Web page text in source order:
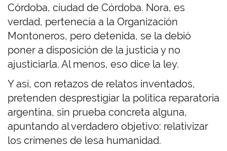
Córdoba, ciudad de Córdoba. Nora, es
verdad, pertenecía a la Organización
Montoneros, pero detenida, se la debió
poner a disposición de la justicia y no
ajusticiarla. Al menos, eso dice la ley.
Y así, con retazos de relatos inventados,
pretenden desprestigiar la política reparatoria
argentina, sin prueba concreta alguna,
apuntando al verdadero objetivo: relativizar
los crímenes de lesa humanidad.